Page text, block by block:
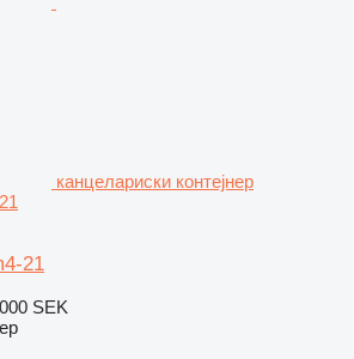
канцелариски контејнер
21
SEK